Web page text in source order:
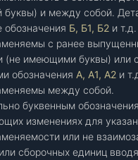
и между собой.
Б, Б1, Б2 и
с ранее
(не имеющими буквы) или
обозначения А, А1, А2 и
между собой.
буквенным
изменениях для
или не
сборочных единиц